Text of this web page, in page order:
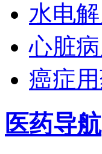
水电
心脏
癌症
医药导航